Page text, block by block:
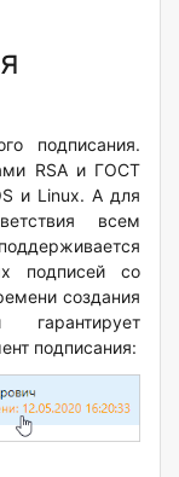
подписания.
RSA и ГОСТ
и Linux. А для
всем
подписей со
создания
подписания: